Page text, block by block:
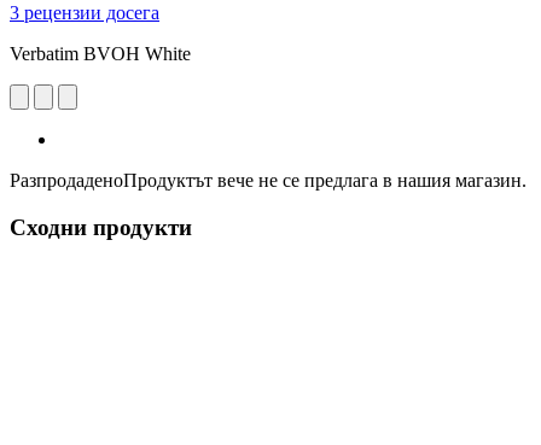
3 рецензии досега
Verbatim BVOH White
РазпродаденоПродуктът вече не се предлага в нашия магазин.
Сходни продукти